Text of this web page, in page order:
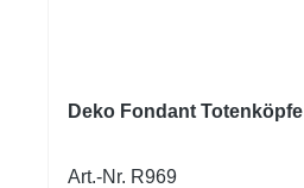
Deko Fondant Totenköpfe
Art.-Nr. R969